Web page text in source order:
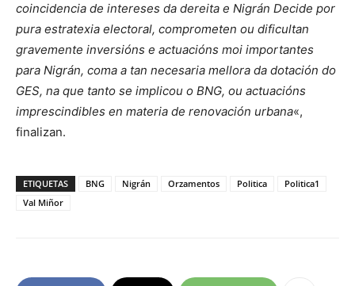
coincidencia de intereses da dereita e Nigrán Decide por
pura estratexia electoral, comprometen ou dificultan
gravemente inversións e actuacións moi importantes
para Nigrán, coma a tan necesaria mellora da dotación do
GES, na que tanto se implicou o BNG, ou actuacións
imprescindibles en materia de renovación urbana«,
finalizan.
ETIQUETAS BNG Nigrán Orzamentos Politica
Politica1
Val Miñor